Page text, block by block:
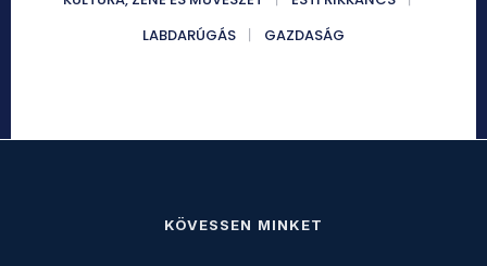
LABDARÚGÁS
GAZDASÁG
KÖVESSEN MINKET